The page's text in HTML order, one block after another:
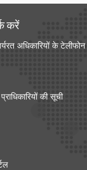
करें
अधिकारियों के
की सूची